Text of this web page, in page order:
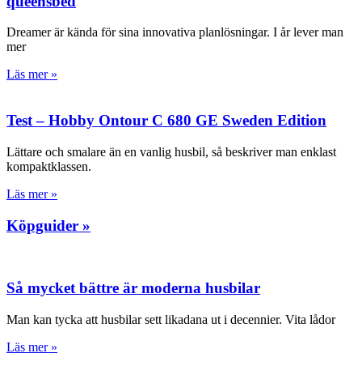
Dreamer är kända för sina innovativa planlösningar. I år lever man
mer
Läs mer »
Test – Hobby Ontour C 680 GE Sweden Edition
Lättare och smalare än en vanlig husbil, så beskriver man enklast
kompaktklassen.
Läs mer »
Köpguider »
Så mycket bättre är moderna husbilar
Man kan tycka att husbilar sett likadana ut i decennier. Vita lådor
Läs mer »